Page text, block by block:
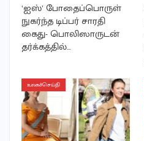
‘ஐஸ்’ போதைப்பொருள்
நுகர்ந்த டிப்பர் சாரதி
கைது- பொலிஸாருடன்
தர்க்கத்தில்…
உலகச்செய்தி